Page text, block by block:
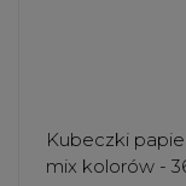
Kubeczki
mix kolorów -